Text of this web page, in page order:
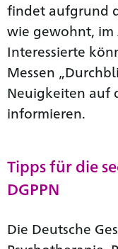
findet aufgrund
wie gewohnt,
Interessierte
Messen
Neuigkeiten auf
informieren.
Tipps für die
DGPPN
Die Deutsche